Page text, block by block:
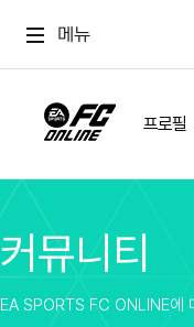
메뉴
프로필
스쿼드
커뮤니티
커뮤니티
EA SPORTS FC ONLINE에